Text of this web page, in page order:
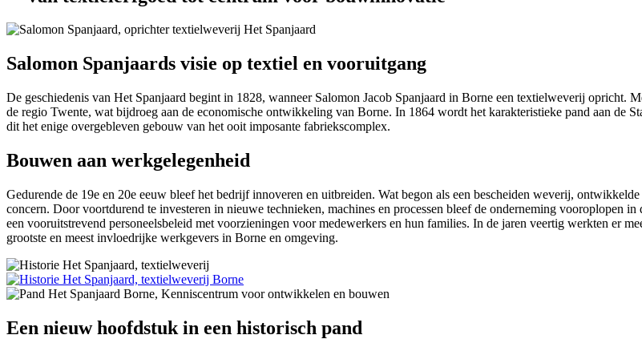
Salomon Spanjaards visie op textiel en vooruitgang
De geschiedenis van Het Spanjaard begint in 1828, wanneer Salomon Jacob Spanjaard in Borne een textielweverij opricht.
de regio Twente, wat bijdroeg aan de economische ontwikkeling van Borne. In 1864 wordt het karakteristieke pand aan de
dit het enige overgebleven gebouw van het ooit imposante fabriekscomplex.
Bouwen aan werkgelegenheid
Gedurende de 19e en 20e eeuw bleef het bedrijf innoveren en uitbreiden. Wat begon als een bescheiden weverij,
concern. Door voortdurend te investeren in nieuwe technieken, machines en processen bleef de onderneming vooroplopen
een vooruitstrevend personeelsbeleid met voorzieningen voor medewerkers en hun families. In de jaren veertig werkten er
grootste en meest invloedrijke werkgevers in Borne en omgeving.
Een nieuw hoofdstuk in een historisch pand